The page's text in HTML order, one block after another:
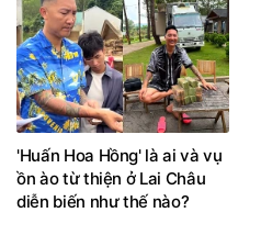
'Huấn Hoa Hồng' là ai và vụ
ồn ào từ thiện ở Lai Châu
diễn biến như thế nào?